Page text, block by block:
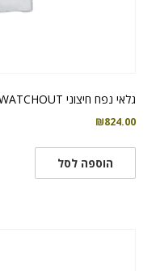
גלאי נפח חיצוני WATCHOUT מבית ריסקו
₪824.00
הוספה לסל